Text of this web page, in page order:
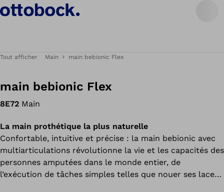
Tout afficher Main main bebionic Flex
main bebionic Flex
8E72 Main
La main prothétique la plus naturelle
Confortable, intuitive et précise : la main bebionic avec
multiarticulations révolutionne la vie et les capacités des
personnes amputées dans le monde entier, de
l’exécution de tâches simples telles que nouer ses lacets